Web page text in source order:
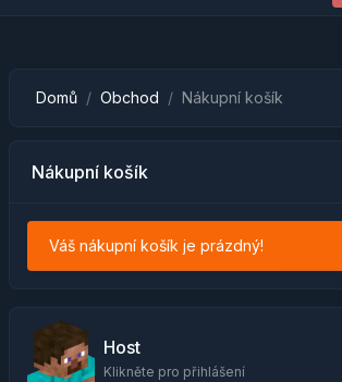
Domů Obchod Nákupní košík
Nákupní košík
Váš nákupní košík je prázdný!
Host
Klikněte pro přihlášení